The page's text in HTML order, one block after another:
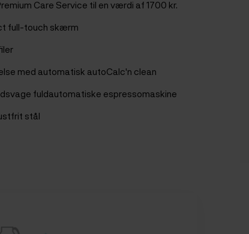
Care Service til en værdi af 1700 kr.
full-touch skærm
med automatisk autoCalc'n clean
fuldautomatiske espressomaskine
stål